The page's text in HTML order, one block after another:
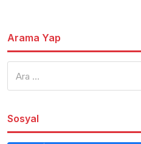
Arama Yap
Sosyal